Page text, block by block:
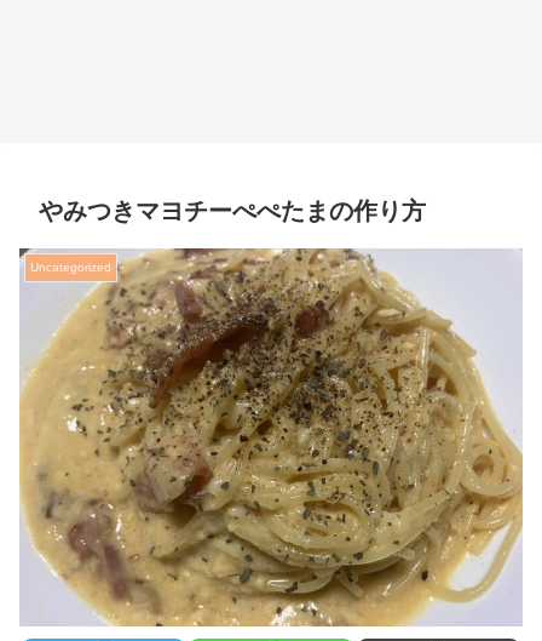
やみつきマヨチーぺぺたまの作り方
Uncategorized